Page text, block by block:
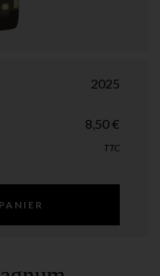
2025
8,50 €
TTC